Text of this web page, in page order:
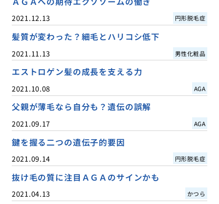
2021.12.13 円形脱毛症
髪質が変わった？細毛とハリコシ低下
2021.11.13 男性化粧品
エストロゲン髪の成長を支える力
2021.10.08 AGA
父親が薄毛なら自分も？遺伝の誤解
2021.09.17 AGA
鍵を握る二つの遺伝子的要因
2021.09.14 円形脱毛症
抜け毛の質に注目ＡＧＡのサインかも
2021.04.13 かつら